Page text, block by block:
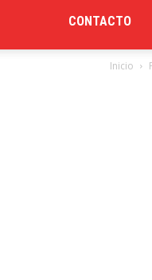
CONTACTO
Inicio